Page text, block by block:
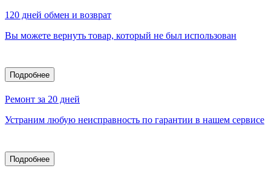
120 дней обмен и возврат
Вы можете вернуть товар, который не был использован
Подробнее
Ремонт за 20 дней
Устраним любую неисправность по гарантии в нашем сервисе
Подробнее